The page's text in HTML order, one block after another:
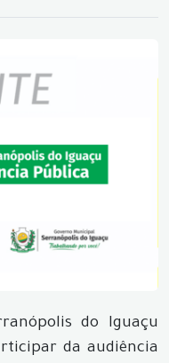
do Iguaçu
da audiência